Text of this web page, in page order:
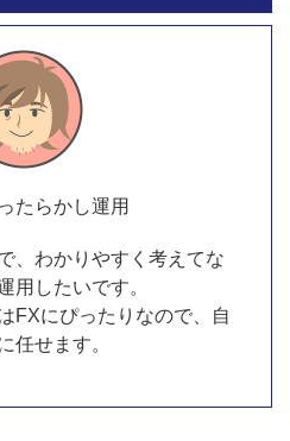
たらかし運用
、わかりやすく考えてな
用したいです。
FXにぴったりなので、自
任せます。